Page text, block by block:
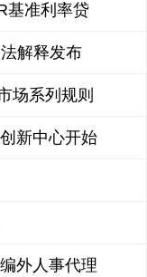
基准利率贷
解释发布
场系列规则
新中心开始
外人事代理